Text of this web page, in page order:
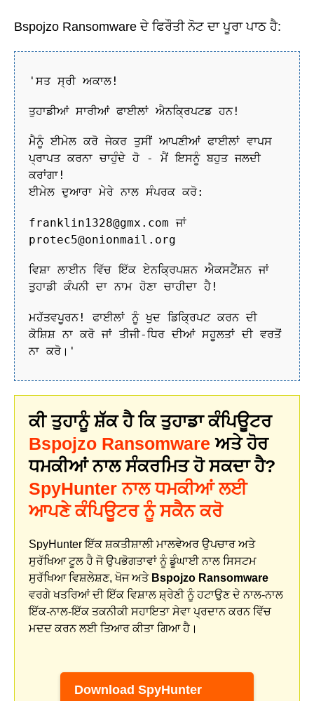
Bspojzo Ransomware ਦੇ ਫਿਰੌਤੀ ਨੋਟ ਦਾ ਪੂਰਾ ਪਾਠ ਹੈ:
'ਸਤ ਸ੍ਰੀ ਅਕਾਲ!
ਤੁਹਾਡੀਆਂ ਸਾਰੀਆਂ ਫਾਈਲਾਂ ਐਨਕ੍ਰਿਪਟਡ ਹਨ!
ਮੈਨੂੰ ਈਮੇਲ ਕਰੋ ਜੇਕਰ ਤੁਸੀਂ ਆਪਣੀਆਂ ਫਾਈਲਾਂ ਵਾਪਸ
ਪ੍ਰਾਪਤ ਕਰਨਾ ਚਾਹੁੰਦੇ ਹੋ - ਮੈਂ ਇਸਨੂੰ ਬਹੁਤ ਜਲਦੀ
ਕਰਾਂਗਾ!
ਈਮੇਲ ਦੁਆਰਾ ਮੇਰੇ ਨਾਲ ਸੰਪਰਕ ਕਰੋ:
franklin1328@gmx.com ਜਾਂ
protec5@onionmail.org
ਵਿਸ਼ਾ ਲਾਈਨ ਵਿੱਚ ਇੱਕ ਏਨਕ੍ਰਿਪਸ਼ਨ ਐਕਸਟੈਂਸ਼ਨ ਜਾਂ
ਤੁਹਾਡੀ ਕੰਪਨੀ ਦਾ ਨਾਮ ਹੋਣਾ ਚਾਹੀਦਾ ਹੈ!
ਮਹੱਤਵਪੂਰਨ! ਫਾਈਲਾਂ ਨੂੰ ਖੁਦ ਡਿਕ੍ਰਿਪਟ ਕਰਨ ਦੀ
ਕੋਸ਼ਿਸ਼ ਨਾ ਕਰੋ ਜਾਂ ਤੀਜੀ-ਧਿਰ ਦੀਆਂ ਸਹੂਲਤਾਂ ਦੀ ਵਰਤੋਂ
ਨਾ ਕਰੋ।'
ਕੀ ਤੁਹਾਨੂੰ ਸ਼ੱਕ ਹੈ ਕਿ ਤੁਹਾਡਾ ਕੰਪਿਊਟਰ
Bspojzo Ransomware ਅਤੇ ਹੋਰ
ਧਮਕੀਆਂ ਨਾਲ ਸੰਕਰਮਿਤ ਹੋ ਸਕਦਾ ਹੈ?
SpyHunter ਨਾਲ ਧਮਕੀਆਂ ਲਈ
ਆਪਣੇ ਕੰਪਿਊਟਰ ਨੂੰ ਸਕੈਨ ਕਰੋ
SpyHunter ਇੱਕ ਸ਼ਕਤੀਸ਼ਾਲੀ ਮਾਲਵੇਅਰ ਉਪਚਾਰ ਅਤੇ
ਸੁਰੱਖਿਆ ਟੂਲ ਹੈ ਜੋ ਉਪਭੋਗਤਾਵਾਂ ਨੂੰ ਡੂੰਘਾਈ ਨਾਲ ਸਿਸਟਮ
ਸੁਰੱਖਿਆ ਵਿਸ਼ਲੇਸ਼ਣ, ਖੋਜ ਅਤੇ Bspojzo Ransomware
ਵਰਗੇ ਖਤਰਿਆਂ ਦੀ ਇੱਕ ਵਿਸ਼ਾਲ ਸ਼੍ਰੇਣੀ ਨੂੰ ਹਟਾਉਣ ਦੇ ਨਾਲ-ਨਾਲ
ਇੱਕ-ਨਾਲ-ਇੱਕ ਤਕਨੀਕੀ ਸਹਾਇਤਾ ਸੇਵਾ ਪ੍ਰਦਾਨ ਕਰਨ ਵਿੱਚ
ਮਦਦ ਕਰਨ ਲਈ ਤਿਆਰ ਕੀਤਾ ਗਿਆ ਹੈ।
Download SpyHunter